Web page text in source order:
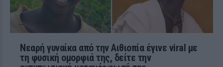
Νεαρή γυναίκα από την Αιθιοπία έγινε viral με
τη φυσική ομορφιά της, δείτε την